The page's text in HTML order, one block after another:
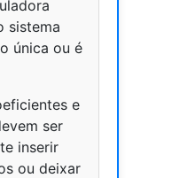
sistema
única ou é
e
ser
inserir
ou deixar